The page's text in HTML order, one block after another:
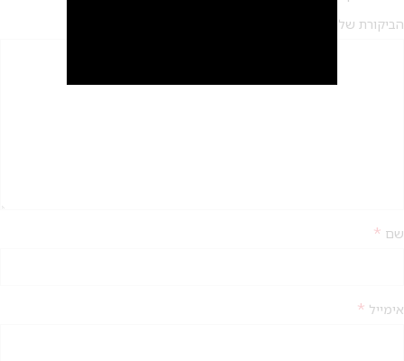
הביקורת שלך
שם *
אימייל *